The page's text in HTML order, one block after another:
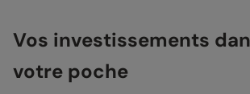
Vos investissements
votre poche